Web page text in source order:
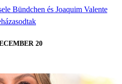
Bündchen és Joaquim Valente
20